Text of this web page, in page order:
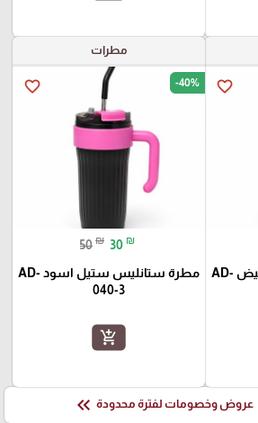
favorite_border
مطرة ستانليس ستيل ابيض AD-
مطرات
favorite_border -40%
50 ₪ 30 ₪
مطرة ستانليس ستيل اسود AD-
040-3
add_shopping_cart
عروض وخصومات لفترة محدودة keyboard_double_arrow_left